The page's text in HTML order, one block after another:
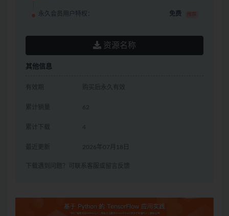
永久会员用户特权： 免费 推荐
资源名称
其他信息
有效期 购买后永久有效
累计销量 62
累计下载
最近更新 2026年07月18日
下载遇到问题？可联系客服或留言反馈